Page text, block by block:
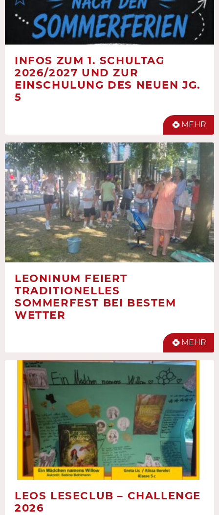
INFOS ZUM 1. SCHULTAG
2026/2027 UND ZUR
EINSCHULUNG DES NEUEN JG.
5
MEHR
LEONINUM FEIERT
TRADITIONELLES
SOMMERFEST BEI BESTEM
WETTER
MEHR
LEOS LESECLUB – CHALLENGE
2026